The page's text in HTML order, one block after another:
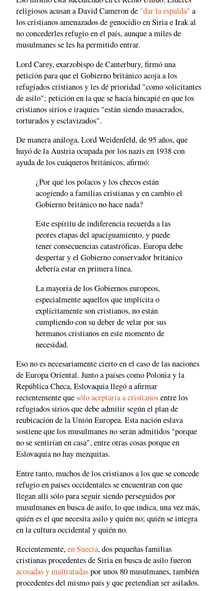
religiosos acusan a David Cameron de "dar la espalda" a
los cristianos amenazados de genocidio en Siria e Irak al
no concederles refugio en el país, aunque a miles de
musulmanes se les ha permitido entrar.
Lord Carey, exarzobispo de Canterbury, firmó una
petición para que el Gobierno británico acoja a los
refugiados cristianos y les dé prioridad "como solicitantes
de asilo"; petición en la que se hacía hincapié en que los
cristianos sirios e iraquíes "están siendo masacrados,
torturados y esclavizados".
De manera análoga, Lord Weidenfeld, de 95 años, que
huyó de la Austria ocupada por los nazis en 1938 con
ayuda de los cuáqueros británicos, afirmó:
¿Por qué los polacos y los checos están
acogiendo a familias cristianas y en cambio el
Gobierno británico no hace nada?
Este espíritu de indiferencia recuerda a las
peores etapas del apaciguamiento, y puede
tener consecuencias catastróficas. Europa debe
despertar y el Gobierno conservador británico
debería estar en primera línea.
La mayoría de los Gobiernos europeos,
especialmente aquellos que implícita o
explícitamente son cristianos, no están
cumpliendo con su deber de velar por sus
hermanos cristianos en este momento de
necesidad.
Eso no es necesariamente cierto en el caso de las naciones
de Europa Oriental. Junto a países como Polonia y la
República Checa, Eslovaquia llegó a afirmar
recientemente quesólo aceptaría a cristianosentre los
refugiados sirios que debe admitir según el plan de
reubicación de la Unión Europea. Esta nación eslava
sostiene que los musulmanes no serán admitidos "porque
no se sentirían en casa", entre otras cosas porque en
Eslovaquia no hay mezquitas.
Entre tanto, muchos de los cristianos a los que se concede
refugio en países occidentales se encuentran con que
llegan allí sólo para seguir siendo perseguidos por
musulmanes en busca de asilo, lo que indica, una vez más,
quién es el que necesita asilo y quién no; quién se integra
en la cultura occidental y quién no.
Recientemente,en Suecia, dos pequeñas familias
cristianas procedentes de Siria en busca de asilo fueron
acosadas y maltratadaspor unos 80 musulmanes, también
procedentes del mismo país y que pretendían ser asilados.